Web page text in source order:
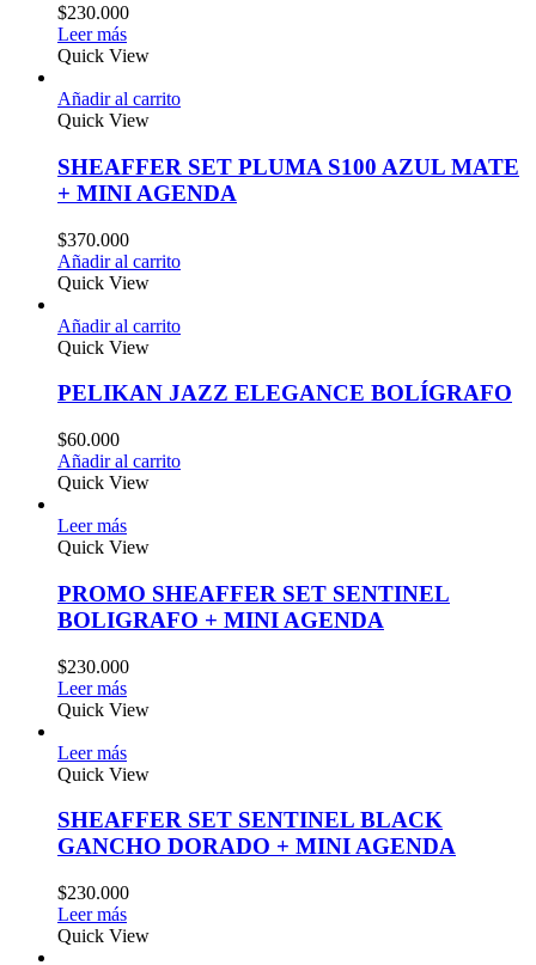
$230.000
Leer más
Quick View
Añadir al carrito
Quick View
SHEAFFER SET PLUMA S100 AZUL MATE
+ MINI AGENDA
$370.000
Añadir al carrito
Quick View
Añadir al carrito
Quick View
PELIKAN JAZZ ELEGANCE BOLÍGRAFO
$60.000
Añadir al carrito
Quick View
Leer más
Quick View
PROMO SHEAFFER SET SENTINEL
BOLIGRAFO + MINI AGENDA
$230.000
Leer más
Quick View
Leer más
Quick View
SHEAFFER SET SENTINEL BLACK
GANCHO DORADO + MINI AGENDA
$230.000
Leer más
Quick View